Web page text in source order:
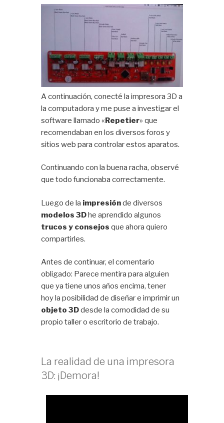
A continuación, conecté la impresora 3D a
la computadora y me puse a investigar el
software llamado «Repetier» que
recomendaban en los diversos foros y
sitios web para controlar estos aparatos.
Continuando con la buena racha, observé
que todo funcionaba correctamente.
Luego de la impresiónde diversos
modelos 3Dhe aprendido algunos
trucos y consejos que ahora quiero
compartirles.
Antes de continuar, el comentario
obligado: Parece mentira para alguien
que ya tiene unos años encima, tener
hoy la posibilidad de diseñar e imprimir un
objeto 3Ddesde la comodidad de su
propio taller o escritorio de trabajo.
La realidad de una impresora
3D: ¡Demora!